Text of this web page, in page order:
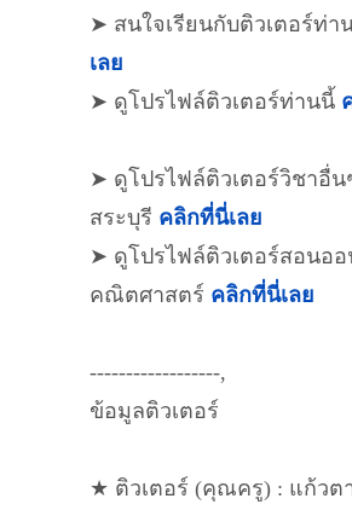
➤ สนใจเรียนกับติวเตอร์ท่า
เลย
➤ ดูโปรไฟล์ติวเตอร์ท่านนี้
➤ ดูโปรไฟล์ติวเตอร์วิชาอื่น
สระบุรี คลิกที่นี่เลย
➤ ดูโปรไฟล์ติวเตอร์สอนอ
คณิตศาสตร์ คลิกที่นี่เลย
------------------,
ข้อมูลติวเตอร์
★ ติวเตอร์ (คุณครู) : แก้วต